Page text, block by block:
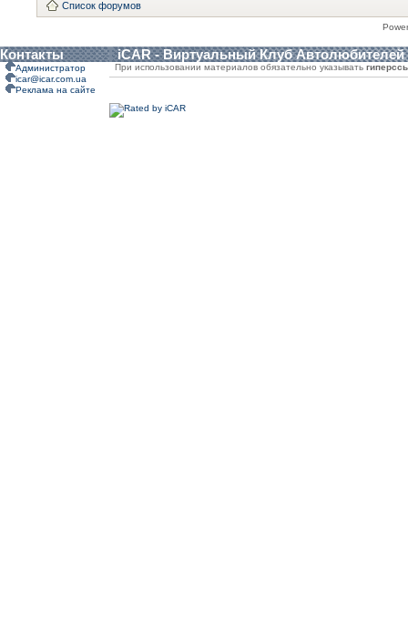
Список форумов
Контакты iCAR - Виртуальный Клуб Автолюбителей
Администратор
icar@icar.com.ua
Реклама на сайте
При использовании материалов обязательно указывать